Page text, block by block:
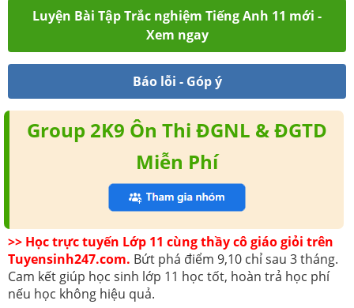
Luyện Bài Tập Trắc nghiệm Tiếng Anh 11 mới -
Xem ngay
Báo lỗi - Góp ý
Group 2K9 Ôn Thi ĐGNL & ĐGTD
Miễn Phí
>> Học trực tuyến Lớp 11 cùng thầy cô giáo giỏi trên
Tuyensinh247.com. Bứt phá điểm 9,10 chỉ sau 3 tháng.
Cam kết giúp học sinh lớp 11 học tốt, hoàn trả học phí
nếu học không hiệu quả.